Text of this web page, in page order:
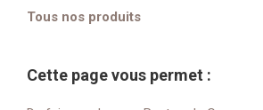
Tous nos produits
Cette page vous permet :